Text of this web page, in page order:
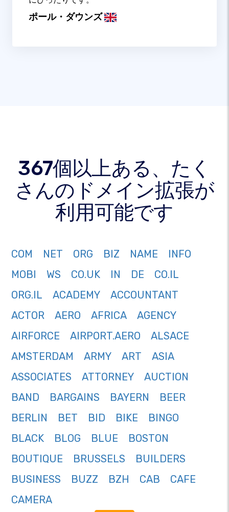
ポール・ダウンズ
367個以上ある、たく
さんのドメイン拡張が
利用可能です
COM NET ORG BIZ NAME
INFO
MOBI
WS CO.UK IN DE
CO.IL
ORG.IL
ACADEMY
ACCOUNTANT
ACTOR
AERO AFRICA
AGENCY
AIRFORCE
AIRPORT.AERO
ALSACE
AMSTERDAM
ARMY ART
ASIA
ASSOCIATES
ATTORNEY
AUCTION
BAND
BARGAINS BAYERN
BEER
BERLIN
BET BID BIKE
BINGO
BLACK
BLOG BLUE
BOSTON
BOUTIQUE
BRUSSELS
BUILDERS
BUSINESS
BUZZ BZH CAB
CAFE
CAMERA